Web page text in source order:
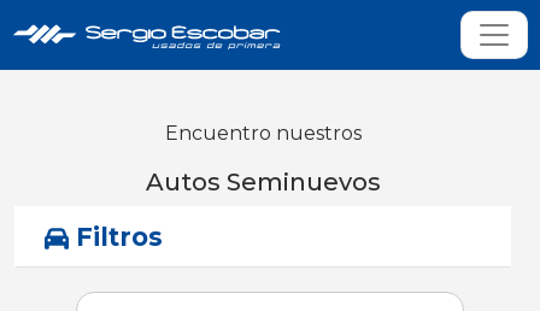
Encuentro nuestros
Autos Seminuevos
Filtros